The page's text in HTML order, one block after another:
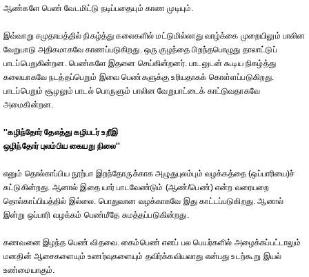
ஆண்களே பெண் வேடமிட்டு நடிப்பதையும் காண முடியும்.
இவ்வாறு சமுதாயத்தில் நிகழ்த்து கலைகளில் மட்டுமில்லாது வாழ்க்கை முறையிலும் பாலின
வேறுபாடு அதிகமாகவே காணப்படுகிறது. ஒரு குழந்தை பிறந்தபொழுது தாலாட்டுப்
பாடப்பெறுகின்றன. பெண்களே இதனை செய்கின்றனர். பாடலுடன் கூடிய நிகழ்த்து
கலையாகவே நடத்தப்பெறும் இவை பெண்களுக்கு உரியதாகக் கொள்ளப்படுகிறது.
பாடப்பெறும் சூழலும் பாடல் பொருளும் பாலின வேறுபாட்டைக் காட்டுவதாகவே
அமைகின்றன.
''கழிந்தோர் தேஎத்து கழிபடர் உறீஇ
ஒழிந்தோர் புலம்பிய கையறு நிலை''
எனும் தொல்காப்பிய நூற்பா இறந்தோருக்காக அழுதுபுலம்பும் வழக்கத்தை (ஒப்பாரியை)ச்
சுட்டுகின்றது. ஆனால் இதை யார் பாடவேண்டும் (ஆண்/பெண்) என்ற வரையறை
தொல்காப்பியத்தில் இல்லை. பொதுவான வழக்காகவே இது காட்டப்படுகிறது. ஆனால்
இன்று ஒப்பாரி வழக்கம் பெண்மீதே சுமத்தப்படுகின்றது.
கணவனை இழந்த பெண் விதவை. கைம்பெண் எனப் பல பெயர்களில் அழைக்கப்பட்டாலும்
மனதின் ஆசைகளையும் உணர்வுகளையும் தவிர்க்கவியலாது என்பது உடற்கூறு இயல்
உண்மையாகும்.